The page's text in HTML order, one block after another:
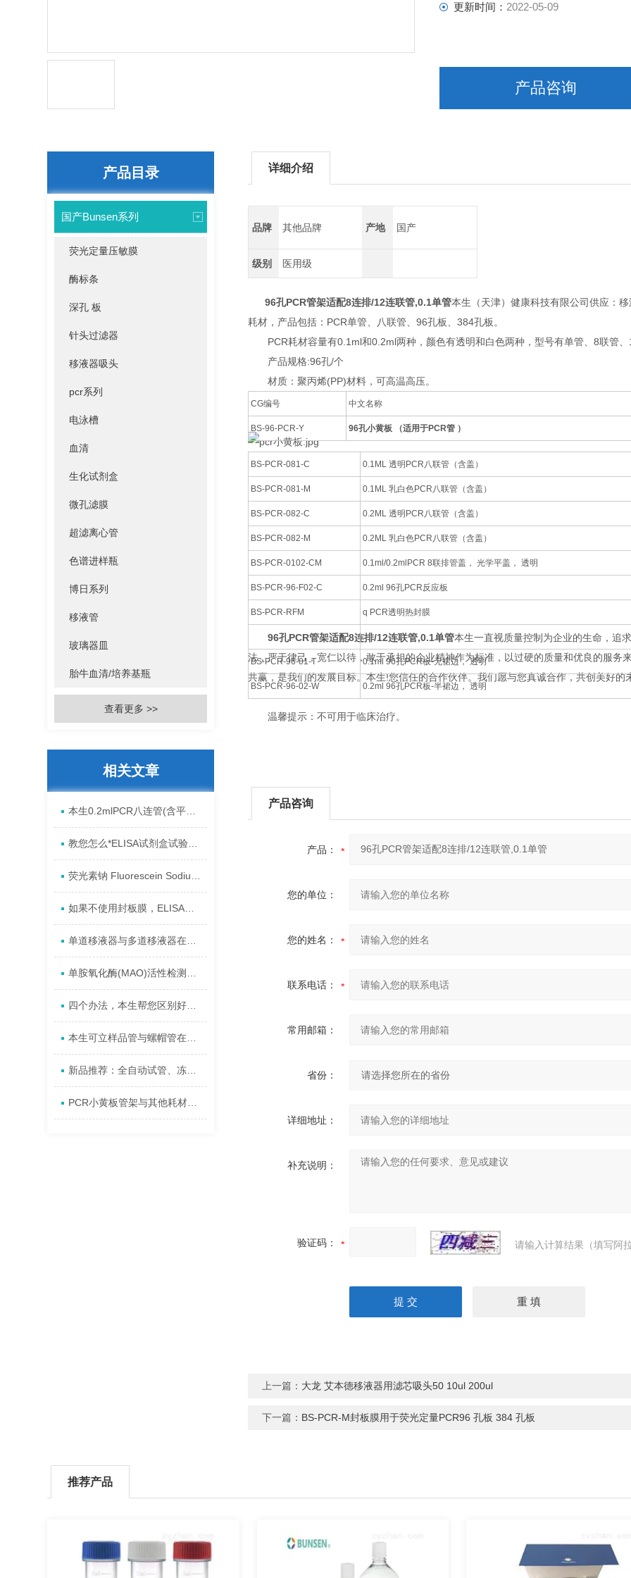
更新时间： 2022-05-09
产品咨询
产品目录
国产Bunsen系列
荧光定量压敏膜
酶标条
深孔 板
针头过滤器
移液器吸头
pcr系列
电泳槽
血清
生化试剂盒
微孔滤膜
超滤离心管
色谱进样瓶
博日系列
移液管
玻璃器皿
胎牛血清/培养基瓶
查看更多 >>
相关文章
详细介绍
品牌 其他品牌 产地 国产
级别 医用级
96孔PCR管架适配8连排/12连联管,0.1单管本生（天津）健康科技有限公司供应：
耗材，产品包括：PCR单管、八联管、96孔板、384孔板。
PCR耗材容量有0.1ml和0.2ml两种，颜色有透明和白色两种，型号有单管、8联管、
产品规格:96孔/个
材质：聚丙烯(PP)材料，可高温高压。
CG编号 中文名称
BS-96-PCR-Y 96孔小黄板 （适用于PCR管 ）
BS-PCR-081-C 0.1ML 透明PCR八联管（含盖）
BS-PCR-081-M 0.1ML 乳白色PCR八联管（含盖）
BS-PCR-082-C 0.2ML 透明PCR八联管（含盖）
BS-PCR-082-M 0.2ML 乳白色PCR八联管（含盖）
BS-PCR-0102-CM 0.1ml/0.2mlPCR 8联排管盖， 光学平盖， 透明
BS-PCR-96-F02-C 0.2ml 96孔PCR反应板
BS-PCR-RFM q PCR透明热封膜
BS-PCR-96-01-T 0.1ml 96孔PCR板-无裙边， 透明
BS-PCR-96-02-W 0.2ml 96孔PCR板-半裙边， 透明
96孔PCR管架适配8连排/12连联管,0.1单管本生一直视质量控制为企业的生命，追
法，严于律己，宽仁以待，敢于承担的企业精神作为标准，以过硬的质量和优良的服务
共赢，是我们的发展目标。本生!您信任的合作伙伴。我们愿与您真诚合作，共创美好的
温馨提示：不可用于临床治疗。
产品咨询
产品：
您的单位：
您的姓名：
联系电话：
常用邮箱：
省份：
详细地址：
补充说明：
验证码： 请输入计算结果（填写阿
上一篇： 大龙 艾本德移液器用滤芯吸头50 10ul 200ul
下一篇： BS-PCR-M封板膜用于荧光定量PCR96 孔板 384 孔板
推荐产品